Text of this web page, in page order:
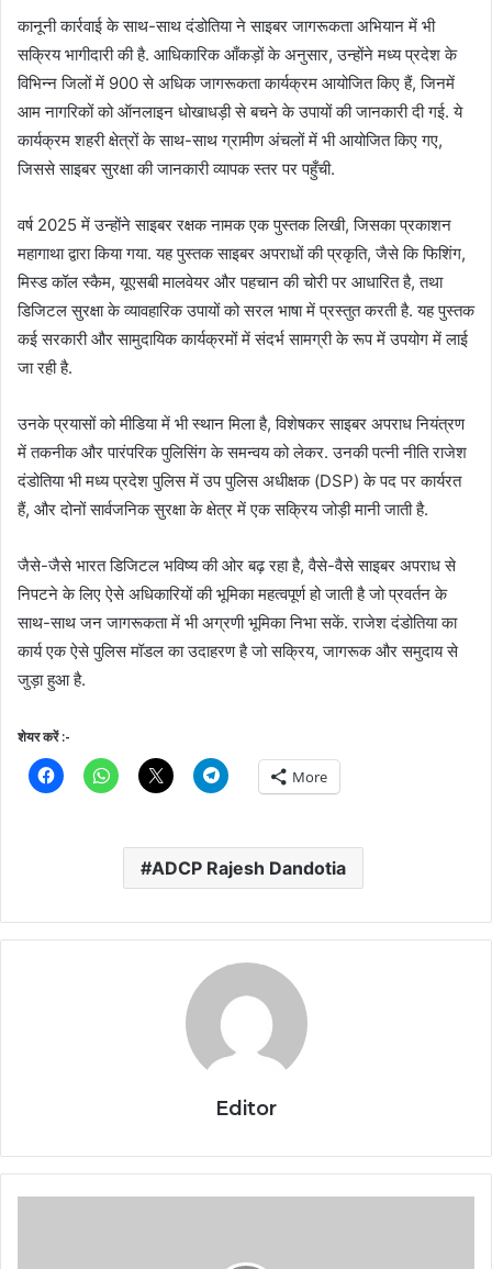
कानूनी कार्रवाई के साथ-साथ दंडोतिया ने साइबर जागरूकता अभियान में भी
सक्रिय भागीदारी की है. आधिकारिक आँकड़ों के अनुसार, उन्होंने मध्य प्रदेश के
विभिन्न जिलों में 900 से अधिक जागरूकता कार्यक्रम आयोजित किए हैं, जिनमें
आम नागरिकों को ऑनलाइन धोखाधड़ी से बचने के उपायों की जानकारी दी गई. ये
कार्यक्रम शहरी क्षेत्रों के साथ-साथ ग्रामीण अंचलों में भी आयोजित किए गए,
जिससे साइबर सुरक्षा की जानकारी व्यापक स्तर पर पहुँची.
वर्ष 2025 में उन्होंने साइबर रक्षक नामक एक पुस्तक लिखी, जिसका प्रकाशन
महागाथा द्वारा किया गया. यह पुस्तक साइबर अपराधों की प्रकृति, जैसे कि फिशिंग,
मिस्ड कॉल स्कैम, यूएसबी मालवेयर और पहचान की चोरी पर आधारित है, तथा
डिजिटल सुरक्षा के व्यावहारिक उपायों को सरल भाषा में प्रस्तुत करती है. यह पुस्तक
कई सरकारी और सामुदायिक कार्यक्रमों में संदर्भ सामग्री के रूप में उपयोग में लाई
जा रही है.
उनके प्रयासों को मीडिया में भी स्थान मिला है, विशेषकर साइबर अपराध नियंत्रण
में तकनीक और पारंपरिक पुलिसिंग के समन्वय को लेकर. उनकी पत्नी नीति राजेश
दंडोतिया भी मध्य प्रदेश पुलिस में उप पुलिस अधीक्षक (DSP) के पद पर कार्यरत
हैं, और दोनों सार्वजनिक सुरक्षा के क्षेत्र में एक सक्रिय जोड़ी मानी जाती है.
जैसे-जैसे भारत डिजिटल भविष्य की ओर बढ़ रहा है, वैसे-वैसे साइबर अपराध से
निपटने के लिए ऐसे अधिकारियों की भूमिका महत्वपूर्ण हो जाती है जो प्रवर्तन के
साथ-साथ जन जागरूकता में भी अग्रणी भूमिका निभा सकें. राजेश दंडोतिया का
कार्य एक ऐसे पुलिस मॉडल का उदाहरण है जो सक्रिय, जागरूक और समुदाय से
जुड़ा हुआ है.
शेयर करें :-
More
ADCP Rajesh Dandotia
Editor